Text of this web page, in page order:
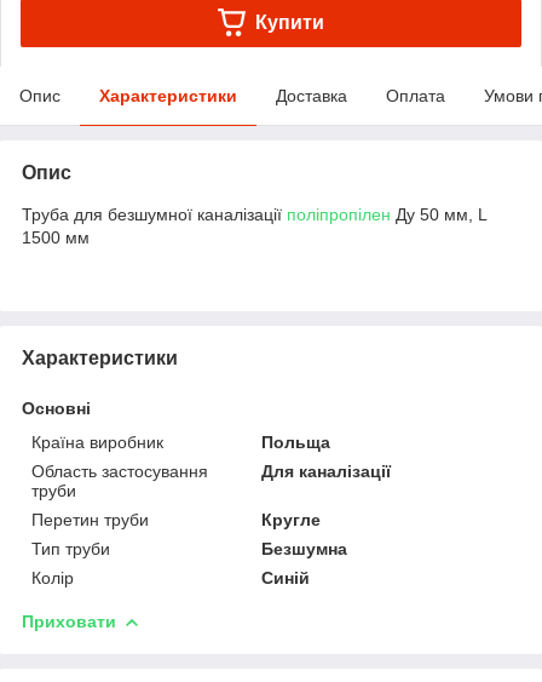
Купити
Опис Характеристики Доставка Оплата Умови
Опис
Труба для безшумної каналізації поліпропілен Ду 50 мм, L
1500 мм
Характеристики
Основні
Країна виробник
Польща
Область застосування
труби
Для каналізації
Перетин труби
Кругле
Тип труби
Безшумна
Колір
Синій
Приховати